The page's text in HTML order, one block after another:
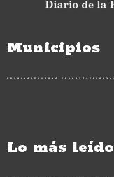
Municipios
Lo más leído